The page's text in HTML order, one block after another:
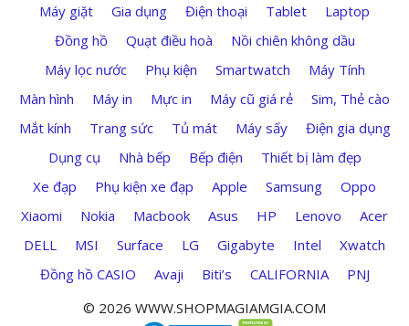
Máy giặt
Gia dụng Điện thoại Tablet
Laptop
Đồng hồ
Quạt điều hoà
Nồi chiên không dầu
Máy lọc nước
Phụ kiện Smartwatch
Máy Tính
Màn hình
Máy in Mực in Máy cũ giá rẻ
Sim, Thẻ cào
Mắt kính
Trang sức Tủ mát Máy sấy
Điện gia dụng
Dụng cụ
Nhà bếp Bếp điện
Thiết bị làm đẹp
Xe đạp
Phụ kiện xe đạp Apple Samsung
Oppo
Xiaomi
Nokia Macbook Asus HP Lenovo
Acer
DELL
MSI Surface LG Gigabyte Intel
Xwatch
Đồng hồ CASIO
Avaji Biti’s CALIFORNIA
PNJ
© 2026 WWW.SHOPMAGIAMGIA.COM